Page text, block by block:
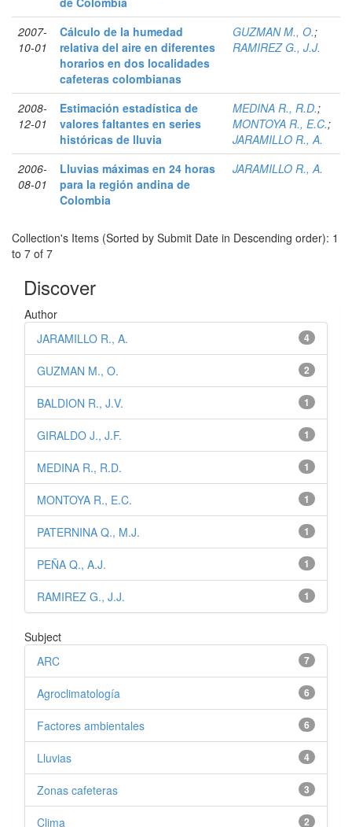
2007-
10-01
Cálculo de la humedad
relativa del aire en diferentes
horarios en dos localidades
cafeteras colombianas
GUZMAN M., O.;
RAMIREZ G., J.J.
2008-
12-01
Estimación estadística de
valores faltantes en series
históricas de lluvia
MEDINA R., R.D.;
MONTOYA R., E.C.;
JARAMILLO R., A.
2006-
08-01
Lluvias máximas en 24 horas
para la región andina de
Colombia
JARAMILLO R., A.
Collection's Items (Sorted by Submit Date in Descending order): 1
to 7 of 7
Discover
Author
4
JARAMILLO R., A.
2
GUZMAN M., O.
1
BALDION R., J.V.
1
GIRALDO J., J.F.
1
MEDINA R., R.D.
1
MONTOYA R., E.C.
1
PATERNINA Q., M.J.
1
PEÑA Q., A.J.
1
RAMIREZ G., J.J.
Subject
7
ARC
6
Agroclimatología
6
Factores ambientales
4
Lluvias
3
Zonas cafeteras
2
Clima